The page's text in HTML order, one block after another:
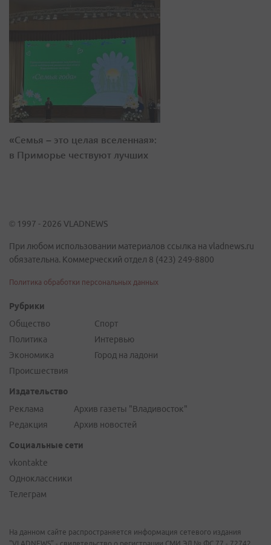
«Семья – это целая вселенная»:
в Приморье чествуют лучших
© 1997 - 2026 VLADNEWS
При любом использовании материалов ссылка на vladnews.ru
обязательна. Коммерческий отдел 8 (423) 249-8800
Политика обработки персональных данных
Рубрики
Общество
Политика
Экономика
Происшествия
Спорт
Интервью
Город на ладони
Издательство
Реклама
Редакция
Архив газеты "Владивосток"
Архив новостей
Социальные сети
vkontakte
Одноклассники
Телеграм
На данном сайте распространяется информация сетевого издания